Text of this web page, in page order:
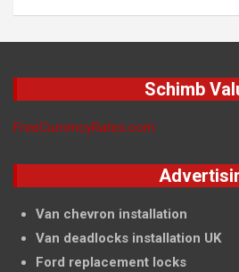
Schimb
FreeCurrencyRates.com
Van chevron installation
Van deadlocks installation UK
Ford replacement locks